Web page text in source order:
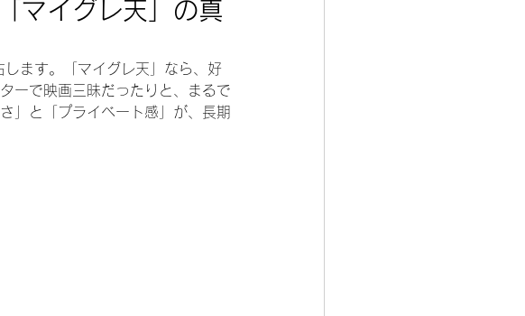
マイグレ天」の真
ます。「マイグレ天」なら、好
ーで映画三昧だったりと、まるで
」と「プライベート感」が、長期